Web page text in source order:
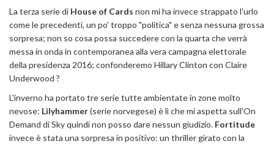
La terza serie di House of Cards non mi ha invece strappato l'urlo
come le precedenti, un po' troppo "politica" e senza nessuna grossa
sorpresa; non so cosa possa succedere con la quarta che verrà
messa in onda in contemporanea alla vera campagna elettorale
della presidenza 2016; confonderemo Hillary Clinton con Claire
Underwood ?
L'inverno ha portato tre serie tutte ambientate in zone molto
nevose: Lilyhammer(serie norvegese) è lì che mi aspetta sull'On
Demand di Sky quindi non posso dare nessun giudizio. Fortitude
invece è stata una sorpresa in positivo: un thriller girato con la